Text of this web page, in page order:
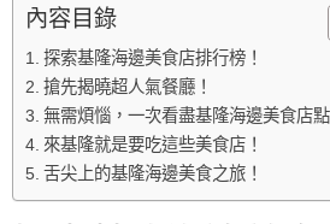
內容目錄
探索基隆海邊美食店排行榜！
搶先揭曉超人氣餐廳！
無需煩惱，一次看盡基隆海邊美食店點
來基隆就是要吃這些美食店！
舌尖上的基隆海邊美食之旅！